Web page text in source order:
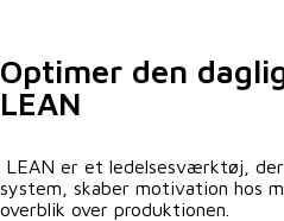
Optimer den
LEAN
LEAN er et ledelsesværktøj,
system, skaber motivation hos
overblik over produktionen.